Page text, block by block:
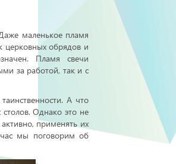
маленькое пламя
церковных обрядов и
Пламя свечи
за работой, так и с
А что
Однако это не
применять их
мы поговорим об